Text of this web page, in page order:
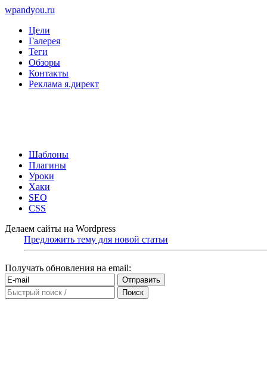
wpandyou.ru
Цели
Галерея
Теги
Обзоры
Контакты
Реклама я.директ
Шаблоны
Плагины
Уроки
Хаки
SEO
CSS
Делаем сайты на Wordpress
Предложить тему для новой статьи
Получать обновления на email: